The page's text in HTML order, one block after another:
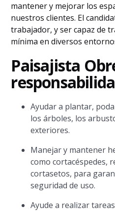
mantener y mejorar los
nuestros clientes. El
trabajador, y ser capaz de
mínima en diversos
Paisajista
Ayudar a plantar,
los árboles, los
exteriores.
Manejar y mantener
como cortacéspedes,
cortasetos, para
seguridad de uso.
Ayude a realizar